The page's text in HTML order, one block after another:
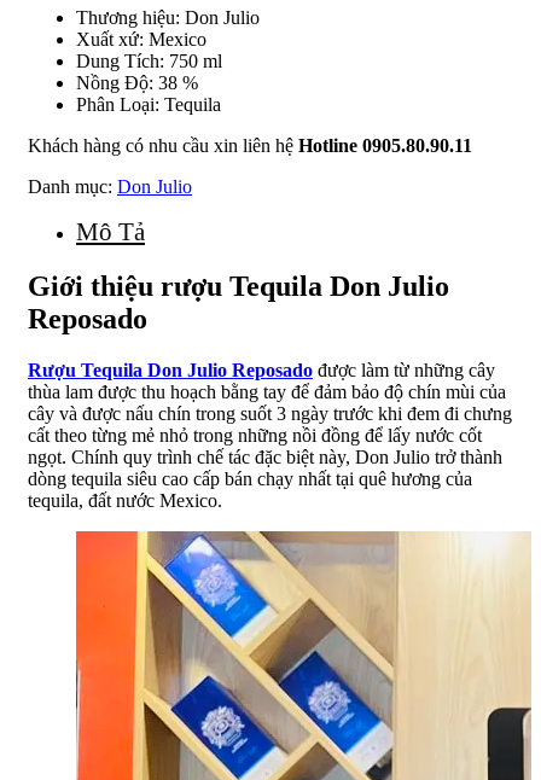
Thương hiệu: Don Julio
Xuất xứ: Mexico
Dung Tích: 750 ml
Nồng Độ: 38 %
Phân Loại: Tequila
Khách hàng có nhu cầu xin liên hệ Hotline 0905.80.90.11
Danh mục: Don Julio
Mô Tả
Giới thiệu rượu Tequila Don Julio
Reposado
Rượu Tequila Don Julio Reposado được làm từ những cây
thùa lam được thu hoạch bằng tay để đảm bảo độ chín mùi của
cây và được nấu chín trong suốt 3 ngày trước khi đem đi chưng
cất theo từng mẻ nhỏ trong những nồi đồng để lấy nước cốt
ngọt. Chính quy trình chế tác đặc biệt này, Don Julio trở thành
dòng tequila siêu cao cấp bán chạy nhất tại quê hương của
tequila, đất nước Mexico.